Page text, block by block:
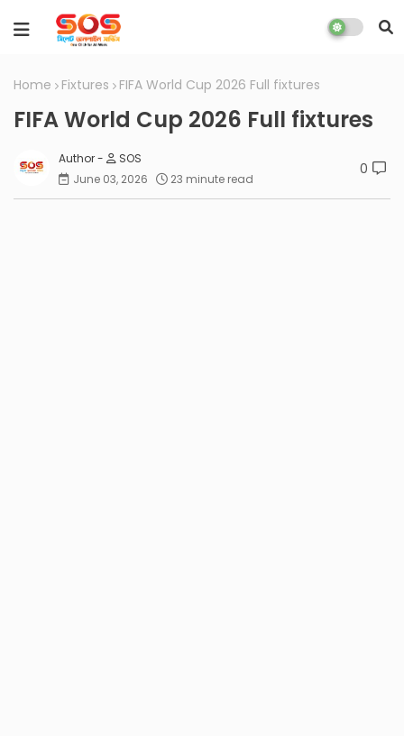
Home Fixtures FIFA World Cup 2026 Full fixtures
FIFA World Cup 2026 Full fixtures
SOS
June 03, 2026
23 minute read
0